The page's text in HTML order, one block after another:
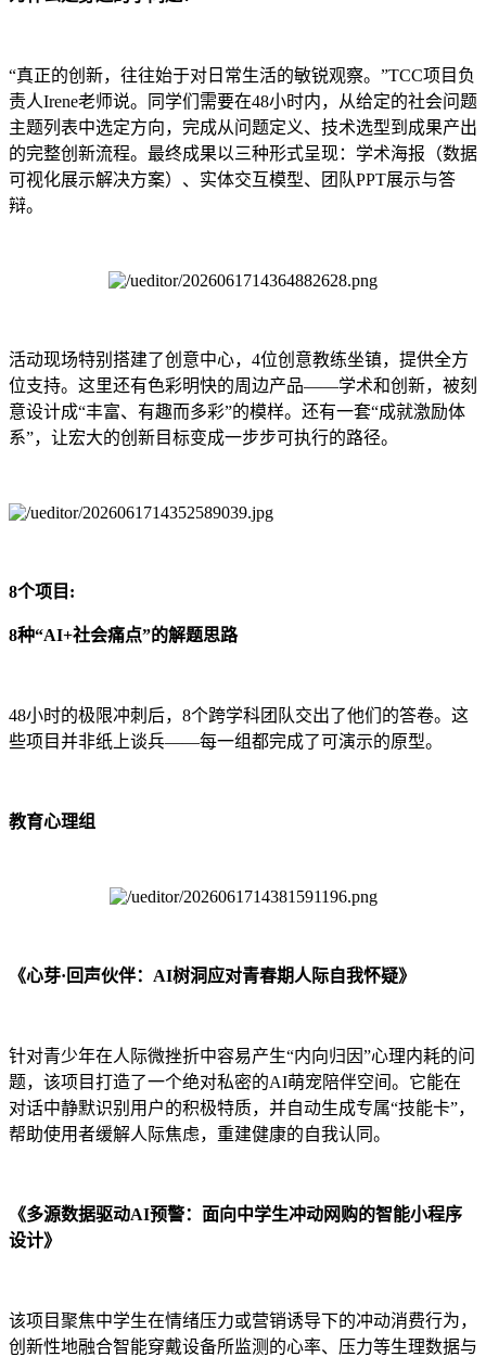
“真正的创新，往往始于对日常生活的敏锐观察。”TCC项目负
责人Irene老师说。同学们需要在48小时内，从给定的社会问题
主题列表中选定方向，完成从问题定义、技术选型到成果产出
的完整创新流程。最终成果以三种形式呈现：学术海报（数据
可视化展示解决方案）、实体交互模型、团队PPT展示与答
辩。
活动现场特别搭建了创意中心，4位创意教练坐镇，提供全方
位支持。这里还有色彩明快的周边产品——学术和创新，被刻
意设计成“丰富、有趣而多彩”的模样。还有一套“成就激励体
系”，让宏大的创新目标变成一步步可执行的路径。
8个项目:
8种“AI+社会痛点”的解题思路
48小时的极限冲刺后，8个跨学科团队交出了他们的答卷。这
些项目并非纸上谈兵——每一组都完成了可演示的原型。
教育心理组
《心芽·回声伙伴：AI树洞应对青春期人际自我怀疑》
针对青少年在人际微挫折中容易产生“内向归因”心理内耗的问
题，该项目打造了一个绝对私密的AI萌宠陪伴空间。它能在
对话中静默识别用户的积极特质，并自动生成专属“技能卡”，
帮助使用者缓解人际焦虑，重建健康的自我认同。
《多源数据驱动AI预警：面向中学生冲动网购的智能小程序
设计》
该项目聚焦中学生在情绪压力或营销诱导下的冲动消费行为，
创新性地融合智能穿戴设备所监测的心率、压力等生理数据与